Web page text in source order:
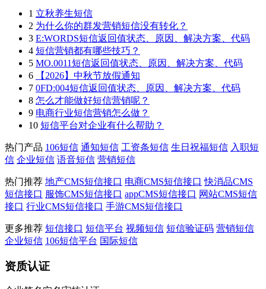
1 立秋养生短信
2 为什么你的群发营销短信没有转化？
3 E:WORDS短信返回值状态、原因、解决方案、代码
4 短信营销都有哪些技巧？
5 MO.0011短信返回值状态、原因、解决方案、代码
6
【2026】中秋节放假通知
7 0FD:004短信返回值状态、原因、解决方案、代码
8 怎么才能做好短信营销呢？
9 电商行业短信营销怎么做？
10 短信平台对企业有什么帮助？
热门产品 106短信 通知短信 工资条短信 生日祝福短信 入职短
信 企业短信 语音短信 营销短信
热门推荐 地产CMS短信接口 电商CMS短信接口 快消品CMS
短信接口 服饰CMS短信接口 appCMS短信接口 网站CMS短信
接口 行业CMS短信接口 手游CMS短信接口
更多推荐 短信接口 短信平台 视频短信 短信验证码 营销短信
企业短信 106短信平台 国际短信
资质认证